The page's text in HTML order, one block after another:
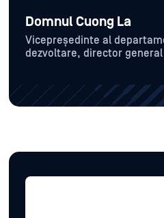
Domnul Cuong La
Vicepreședinte al
dezvoltare, director general